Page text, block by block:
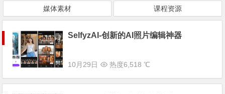
媒体素材 课程资源
SelfyzAI-创新的AI照片编辑神器
10月29日 热度6,518 ℃